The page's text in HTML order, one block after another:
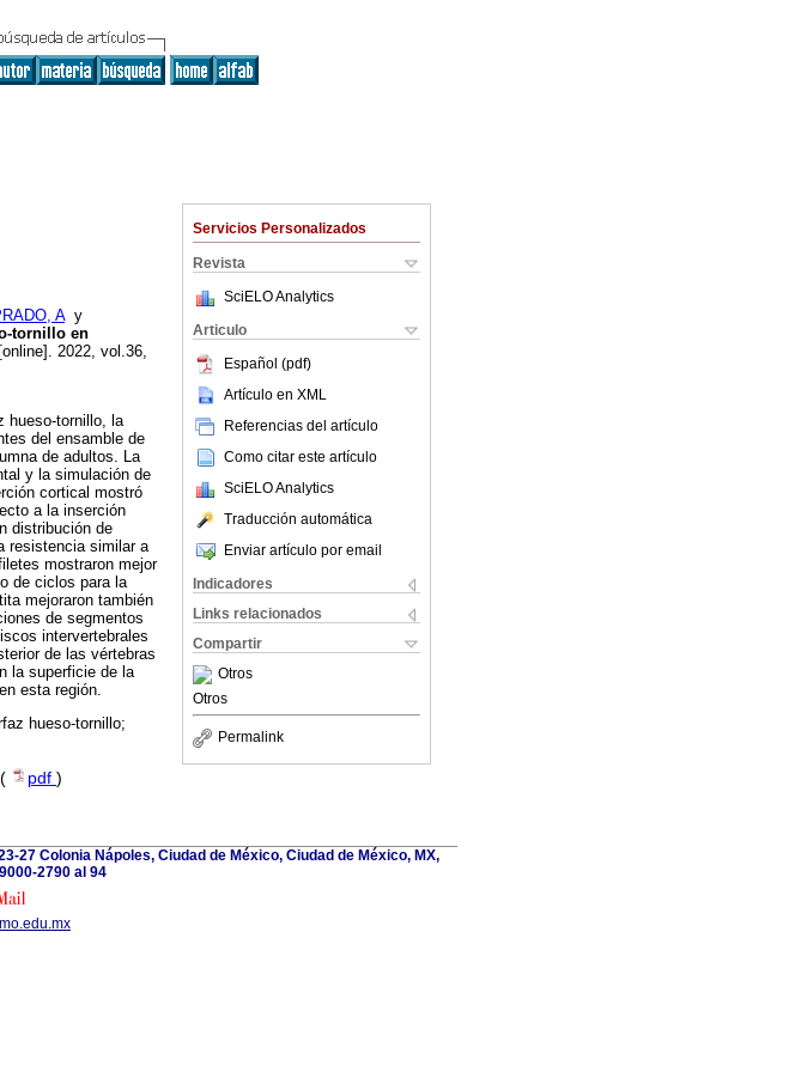
Servicios Personalizados
Revista
SciELO Analytics
Articulo
Español (pdf)
Artículo en XML
Referencias del artículo
Como citar este artículo
SciELO Analytics
Traducción automática
Enviar artículo por email
Indicadores
Links relacionados
Compartir
Otros
Otros
Permalink
Ay
tornillo en
[online]. 2022, vol.36,
hueso-tornillo, la
del ensamble de
de adultos. La
y la simulación de
cortical mostró
a la inserción
distribución de
resistencia similar a
mostraron mejor
de ciclos para la
mejoraron también
de segmentos
intervertebrales
de las vértebras
la superficie de la
esta región.
hueso-tornillo;
pdf )
27 Colonia Nápoles, Ciudad de México, Ciudad de México, MX,
2790 al 94